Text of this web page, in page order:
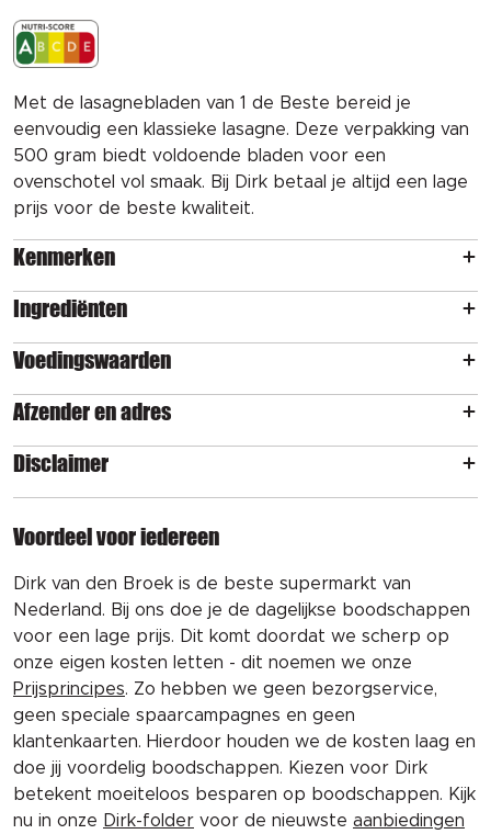
Met de lasagnebladen van 1 de Beste bereid je
eenvoudig een klassieke lasagne. Deze verpakking van
500 gram biedt voldoende bladen voor een
ovenschotel vol smaak. Bij Dirk betaal je altijd een lage
prijs voor de beste kwaliteit.
Kenmerken
Ingrediënten
Voedingswaarden
Afzender en adres
Disclaimer
Voordeel voor iedereen
Dirk van den Broek is de beste supermarkt van
Nederland. Bij ons doe je de dagelijkse boodschappen
voor een lage prijs. Dit komt doordat we scherp op
onze eigen kosten letten - dit noemen we onze
Prijsprincipes. Zo hebben we geen bezorgservice,
geen speciale spaarcampagnes en geen
klantenkaarten. Hierdoor houden we de kosten laag en
doe jij voordelig boodschappen. Kiezen voor Dirk
betekent moeiteloos besparen op boodschappen. Kijk
nu in onze Dirk-folder voor de nieuwste aanbiedingen